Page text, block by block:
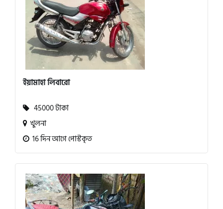
ইয়ামাহা লিবারো
45000 টাকা
খুলনা
16 দিন আগে পোস্টকৃত